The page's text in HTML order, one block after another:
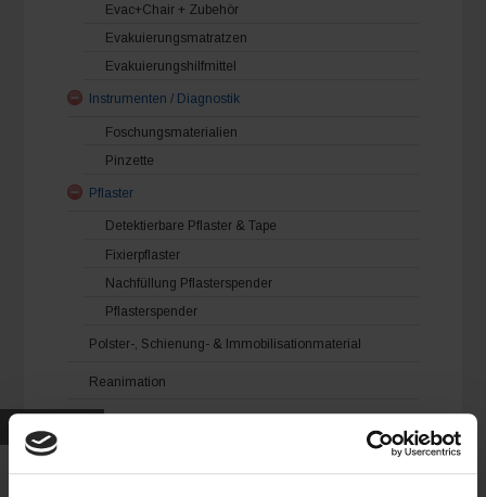
Evac+Chair + Zubehör
Evakuierungsmatratzen
Evakuierungshilfmittel
Instrumenten / Diagnostik
Foschungsmaterialien
Pinzette
Pflaster
Detektierbare Pflaster & Tape
Fixierpflaster
Nachfüllung Pflasterspender
Pflasterspender
Polster-, Schienung- & Immobilisationmaterial
Reanimation
Schutzausrüstungen